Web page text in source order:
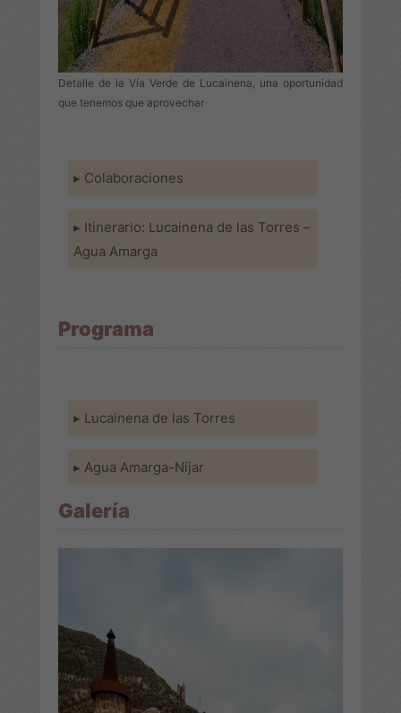
Detalle de la Vía Verde de Lucainena, una oportunidad
que tenemos que aprovechar
Colaboraciones
Itinerario: Lucainena de las Torres –
Agua Amarga
Programa
Lucainena de las Torres
Agua Amarga-Níjar
Galería